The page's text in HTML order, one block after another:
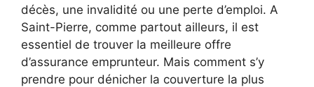
décès, une invalidité ou une perte d’emploi. A
Saint-Pierre, comme partout ailleurs, il est
essentiel de trouver la meilleure offre
d’assurance emprunteur. Mais comment s’y
prendre pour dénicher la couverture la plus